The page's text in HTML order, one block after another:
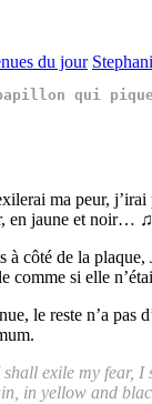
du jour
qui
ma peur, j’irai
en jaune et noir… ♫
à côté de la plaque,
comme si elle
le reste n’a pas
exile my fear, I
in yellow and